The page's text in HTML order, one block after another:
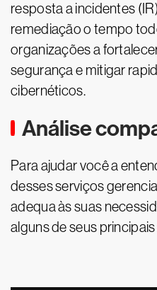
resposta a incidentes
remediação o tempo
organizações a
segurança e mitigar
cibernéticos.
Análise
Para ajudar você a
desses serviços
adequa às suas
alguns de seus